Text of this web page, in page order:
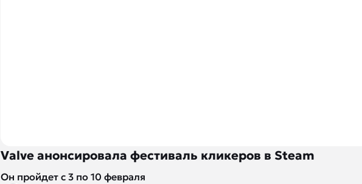
Valve анонсировала фестиваль кликеров в Steam
Он пройдет с 3 по 10 февраля